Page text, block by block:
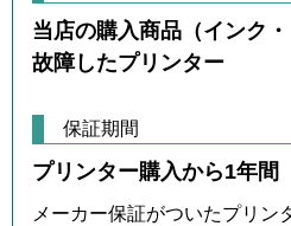
当店の購入商品（インク
故障したプリンター
保証期間
プリンター購入から1年間
メーカー保証がついたプリン